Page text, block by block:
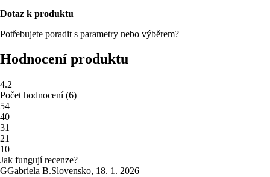
Dotaz k produktu
Potřebujete poradit s parametry nebo výběrem?
Hodnocení produktu
4.2
Počet hodnocení(6)
54
40
31
21
10
Jak fungují recenze?
GGabriela B.Slovensko, 18. 1. 2026